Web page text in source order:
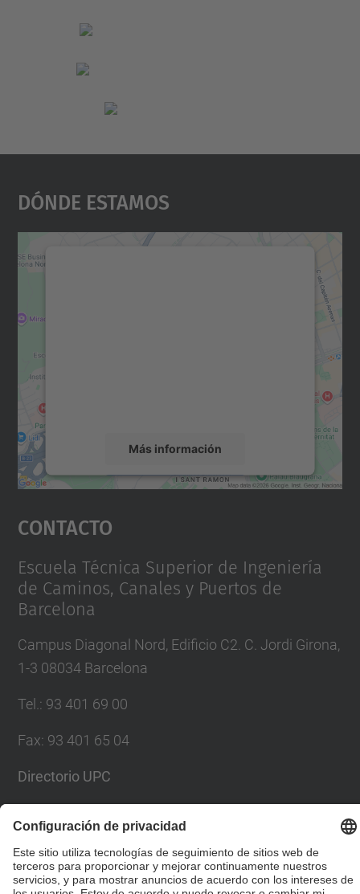
Dónde Estamos
Más información
Aceptar
powered by
Contacto
Escuela Técnica Superior de Ingeniería
de Caminos, Canales y Puertos de
Barcelona
Campus Diagonal Nord, Edificio C2. C. Jordi Girona,
1-3 08034 Barcelona
Tel. : 93 401 69 00
Fax: 93 401 65 04
Directorio UPC